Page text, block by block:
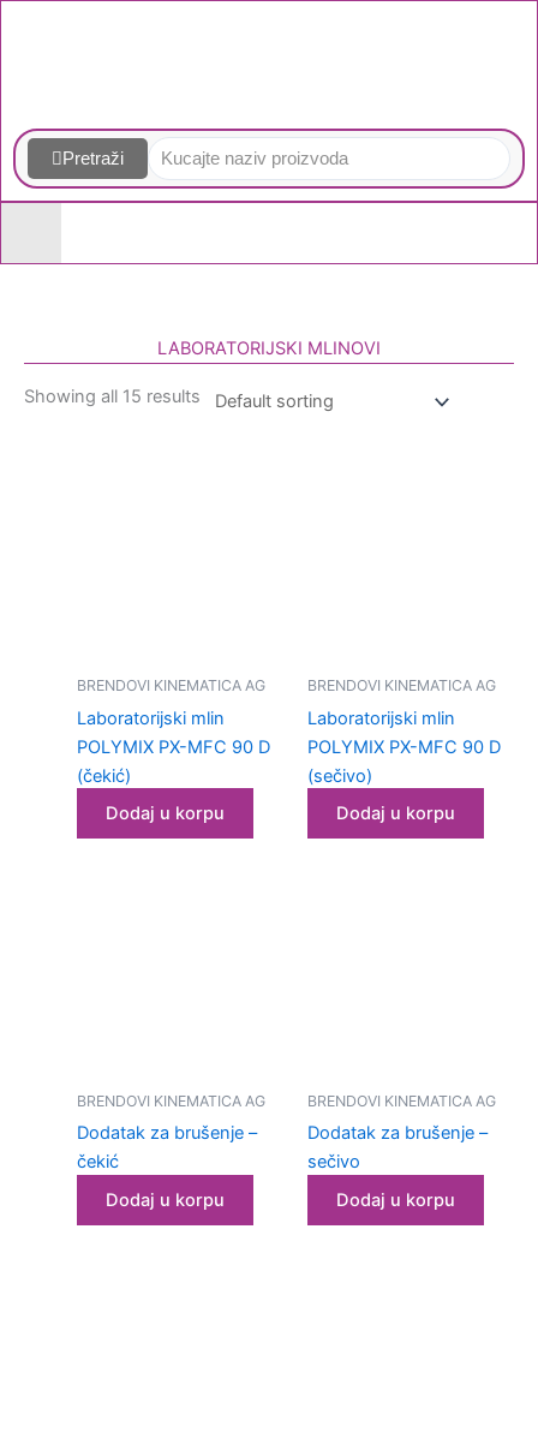
Pretraži
industriju
Ultrazvučne
LABORATORIJSKI MLINOVI
Showing all 15 results
BRENDOVI KINEMATICA AG
Laboratorijski mlin
POLYMIX PX-MFC 90 D
(čekić)
Dodaj u korpu
BRENDOVI KINEMATICA AG
Laboratorijski mlin
POLYMIX PX-MFC 90 D
(sečivo)
Dodaj u korpu
BRENDOVI KINEMATICA AG
Dodatak za brušenje –
čekić
Dodaj u korpu
BRENDOVI KINEMATICA AG
Dodatak za brušenje –
sečivo
Dodaj u korpu